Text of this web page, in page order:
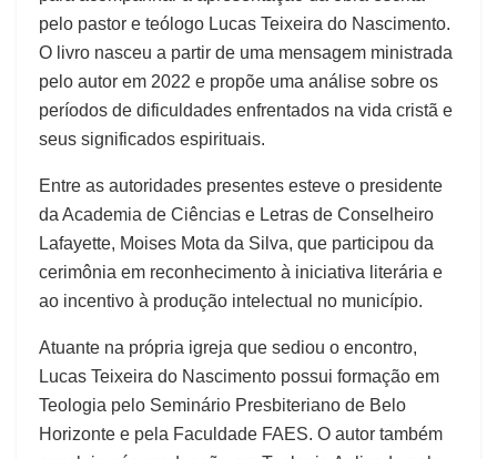
pelo pastor e teólogo Lucas Teixeira do Nascimento.
O livro nasceu a partir de uma mensagem ministrada
pelo autor em 2022 e propõe uma análise sobre os
períodos de dificuldades enfrentados na vida cristã e
seus significados espirituais.
Entre as autoridades presentes esteve o presidente
da Academia de Ciências e Letras de Conselheiro
Lafayette, Moises Mota da Silva, que participou da
cerimônia em reconhecimento à iniciativa literária e
ao incentivo à produção intelectual no município.
Atuante na própria igreja que sediou o encontro,
Lucas Teixeira do Nascimento possui formação em
Teologia pelo Seminário Presbiteriano de Belo
Horizonte e pela Faculdade FAES. O autor também